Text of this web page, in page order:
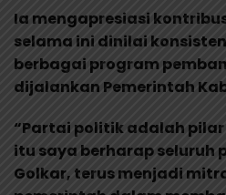
Ia mengapresiasi
selama ini dinilai
berbagai program
dijalankan Pemerintah
“Partai politik adalah
itu saya berharap seluruh
Golkar, terus menjadi